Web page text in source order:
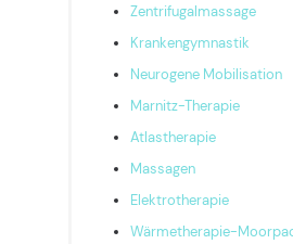
Zentrifugalmassage
Krankengymnastik
Neurogene Mobilisation
Marnitz-Therapie
Atlastherapie
Massagen
Elektrotherapie
Wärmetherapie-